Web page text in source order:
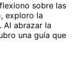
sobre las
exploro la
Al abrazar la
una guía que